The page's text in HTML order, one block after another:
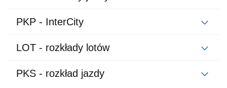
PKP - InterCity
LOT - rozkłady lotów
PKS - rozkład jazdy